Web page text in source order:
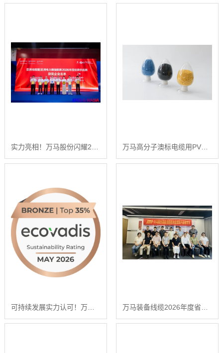
实力亮相！万马股份闪耀2026亚洲电力·储能·线缆展 万马高分子澳标电缆用PVC电缆料，为线缆出海提供“硬核”支撑